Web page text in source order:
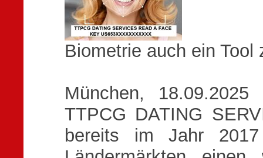
Biometrie auch ein Tool
München,
TTPCG DATING
bereits im Jahr